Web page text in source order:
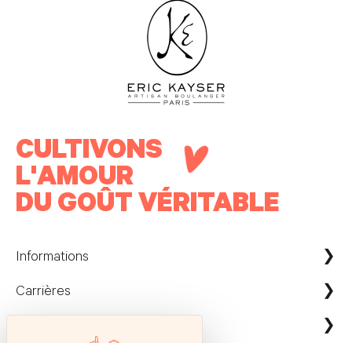
CULTIVONS
L'AMOUR
DU GOÛT VÉRITABLE
Informations
Maison Kayser France
Carrières